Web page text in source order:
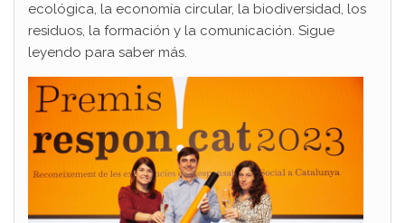
ecológica, la economía circular, la biodiversidad, los
residuos, la formación y la comunicación. Sigue
leyendo para saber más.